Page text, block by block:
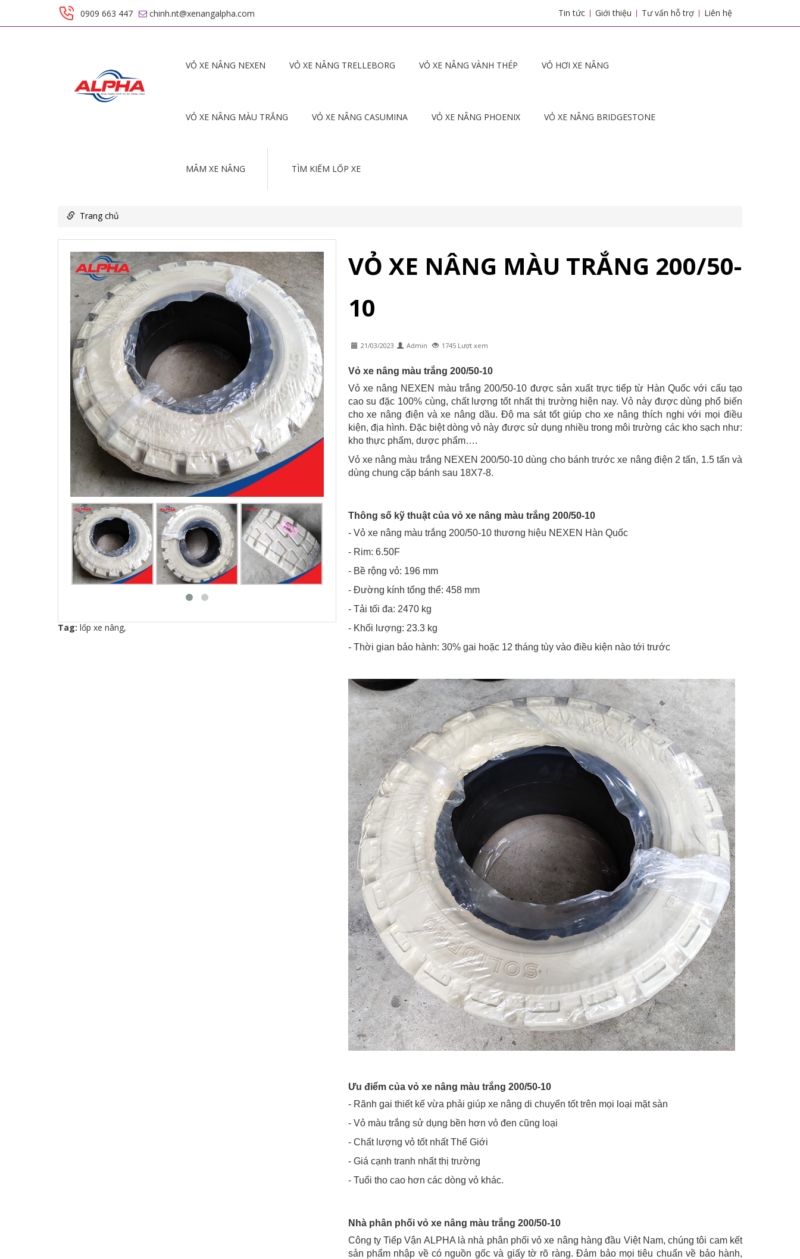
0909 663 447 chinh.nt@xenangalpha.com Tin tức Giới thiệu Tư vấn hỗ trợ Liên hệ
VỎ XE NÂNG NEXEN VỎ XE NÂNG TRELLEBORG VỎ XE NÂNG VÀNH THÉP VỎ HƠI XE NÂNG
VỎ XE NÂNG MÀU TRẮNG VỎ XE NÂNG CASUMINA VỎ XE NÂNG PHOENIX VỎ XE NÂNG BRIDGESTONE
MÂM XE NÂNG TÌM KIẾM LỐP XE
Trang chủ
Tag: lốp xe nâng,
VỎ XE NÂNG MÀU TRẮNG 200/50-
10
21/03/2023 Admin 1745 Lượt xem
Vỏ xe nâng màu trắng 200/50-10
Vỏ xe nâng NEXEN màu trắng 200/50-10 được sản xuất trực tiếp từ Hàn Quốc với cấu tạo
cao su đặc 100% cùng, chất lượng tốt nhất thị trường hiện nay. Vỏ này được dùng phổ biến
cho xe nâng điện và xe nâng dầu. Độ ma sát tốt giúp cho xe nâng thích nghi với mọi điều
kiện, địa hình. Đặc biệt dòng vỏ này được sử dụng nhiều trong môi trường các kho sạch như:
kho thực phẩm, dược phẩm….
Vỏ xe nâng màu trắng NEXEN 200/50-10 dùng cho bánh trước xe nâng điện 2 tấn, 1.5 tấn và
dùng chung cặp bánh sau 18X7-8.
Thông số kỹ thuật của vỏ xe nâng màu trắng 200/50-10
- Vỏ xe nâng màu trắng 200/50-10 thương hiệu NEXEN Hàn Quốc
- Rim: 6.50F
- Bề rộng vỏ: 196 mm
- Đường kính tổng thể: 458 mm
- Tải tối đa: 2470 kg
- Khối lượng: 23.3 kg
- Thời gian bảo hành: 30% gai hoặc 12 tháng tùy vào điều kiện nào tới trước
Ưu điểm của vỏ xe nâng màu trắng 200/50-10
- Rãnh gai thiết kế vừa phải giúp xe nâng di chuyển tốt trên mọi loại mặt sàn
- Vỏ màu trắng sử dụng bền hơn vỏ đen cũng loại
- Chất lượng vỏ tốt nhất Thế Giới
- Giá cạnh tranh nhất thị trường
- Tuổi tho cao hơn các dòng vỏ khác.
Nhà phân phối vỏ xe nâng màu trắng 200/50-10
Công ty Tiếp Vận ALPHA là nhà phân phối vỏ xe nâng hàng đầu Việt Nam, chúng tôi cam kết
sản phẩm nhập về có nguồn gốc và giấy tờ rõ ràng. Đảm bảo mọi tiêu chuẩn về bảo hành,